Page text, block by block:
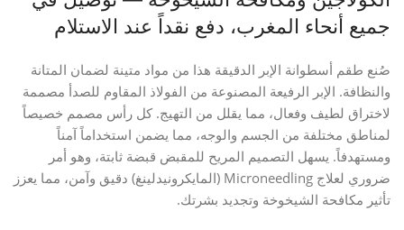
جميع أنحاء المغرب، دفع نقداً عند الاستلام
صُنع طقم أسطوانة الإبر الدقيقة هذا من مواد متينة لضمان المتانة
والنظافة. الإبر الرفيعة المصنوعة من الفولاذ المقاوم للصدأ مصممة
لاختراق لطيف وفعال، مما يقلل من التهيج. كل رأس مصمم خصيصاً
لمناطق مختلفة من الجسم والوجه، مما يضمن استخداماً آمناً
ومستهدفاً. يسهل التصميم المريح للمقبض قبضة ثابتة، وهو أمر
ضروري لعلاج Microneedling (المايكرونيدلينغ) دقيق وآمن، مما يعزز
تأثير مكافحة الشيخوخة وتجديد بشرتك.